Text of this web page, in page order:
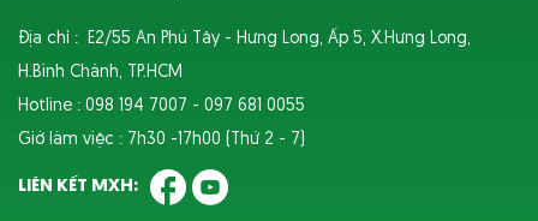
Địa chỉ : E2/55 An Phú Tây - Hưng Long, Ấp 5, X.Hưng Long,
H.Bình Chánh, TP.HCM
Hotline : 098 194 7007 - 097 681 0055
Giờ làm việc : 7h30 -17h00 (Thứ 2 - 7)
LIÊN KẾT MXH: